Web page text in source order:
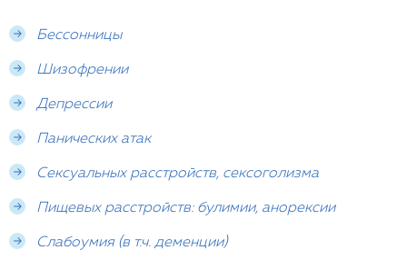
Бессонницы
Шизофрении
Депрессии
Панических атак
Сексуальных расстройств, сексоголизма
Пищевых расстройств: булимии, анорексии
Слабоумия (в т.ч. деменции)